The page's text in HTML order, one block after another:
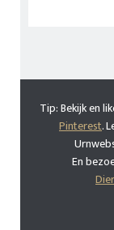
Tip: Bekijk en
Pinterest.
En